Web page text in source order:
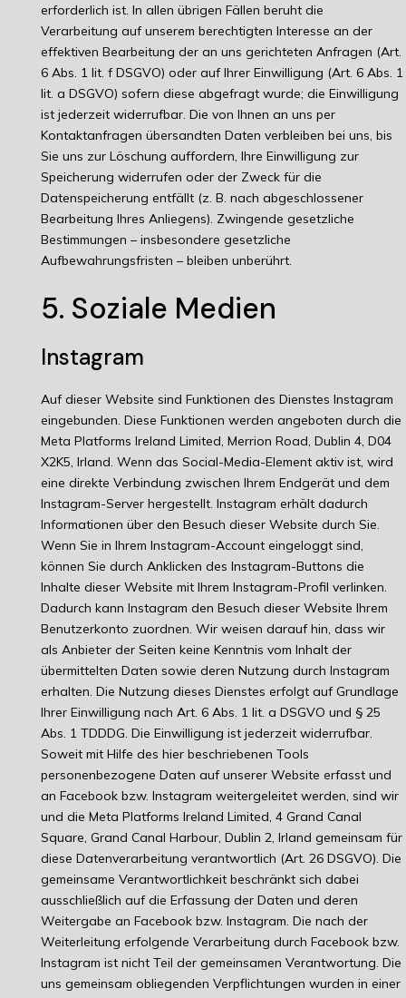
erforderlich ist. In allen übrigen Fällen beruht die
Verarbeitung auf unserem berechtigten Interesse an der
effektiven Bearbeitung der an uns gerichteten Anfragen (Art.
6 Abs. 1 lit. f DSGVO) oder auf Ihrer Einwilligung (Art. 6 Abs. 1
lit. a DSGVO) sofern diese abgefragt wurde; die Einwilligung
ist jederzeit widerrufbar. Die von Ihnen an uns per
Kontaktanfragen übersandten Daten verbleiben bei uns, bis
Sie uns zur Löschung auffordern, Ihre Einwilligung zur
Speicherung widerrufen oder der Zweck für die
Datenspeicherung entfällt (z. B. nach abgeschlossener
Bearbeitung Ihres Anliegens). Zwingende gesetzliche
Bestimmungen – insbesondere gesetzliche
Aufbewahrungsfristen – bleiben unberührt.
5. Soziale Medien
Instagram
Auf dieser Website sind Funktionen des Dienstes Instagram
eingebunden. Diese Funktionen werden angeboten durch die
Meta Platforms Ireland Limited, Merrion Road, Dublin 4, D04
X2K5, Irland. Wenn das Social-Media-Element aktiv ist, wird
eine direkte Verbindung zwischen Ihrem Endgerät und dem
Instagram-Server hergestellt. Instagram erhält dadurch
Informationen über den Besuch dieser Website durch Sie.
Wenn Sie in Ihrem Instagram-Account eingeloggt sind,
können Sie durch Anklicken des Instagram-Buttons die
Inhalte dieser Website mit Ihrem Instagram-Profil verlinken.
Dadurch kann Instagram den Besuch dieser Website Ihrem
Benutzerkonto zuordnen. Wir weisen darauf hin, dass wir
als Anbieter der Seiten keine Kenntnis vom Inhalt der
übermittelten Daten sowie deren Nutzung durch Instagram
erhalten. Die Nutzung dieses Dienstes erfolgt auf Grundlage
Ihrer Einwilligung nach Art. 6 Abs. 1 lit. a DSGVO und § 25
Abs. 1 TDDDG. Die Einwilligung ist jederzeit widerrufbar.
Soweit mit Hilfe des hier beschriebenen Tools
personenbezogene Daten auf unserer Website erfasst und
an Facebook bzw. Instagram weitergeleitet werden, sind wir
und die Meta Platforms Ireland Limited, 4 Grand Canal
Square, Grand Canal Harbour, Dublin 2, Irland gemeinsam für
diese Datenverarbeitung verantwortlich (Art. 26 DSGVO). Die
gemeinsame Verantwortlichkeit beschränkt sich dabei
ausschließlich auf die Erfassung der Daten und deren
Weitergabe an Facebook bzw. Instagram. Die nach der
Weiterleitung erfolgende Verarbeitung durch Facebook bzw.
Instagram ist nicht Teil der gemeinsamen Verantwortung. Die
uns gemeinsam obliegenden Verpflichtungen wurden in einer